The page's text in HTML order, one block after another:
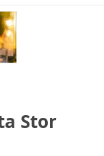
Stor